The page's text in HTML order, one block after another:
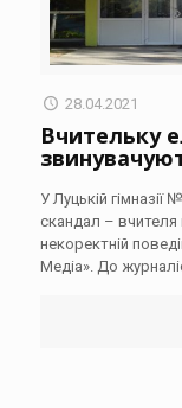
28.04.2021
Вчительку
У Луцькій
скандал – вчителя
некоректній
Медіа». До